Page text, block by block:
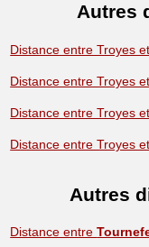
Autres
Distance entre Troyes et
Distance entre Troyes et
Distance entre Troyes et
Distance entre Troyes et
Autres
Distance entre